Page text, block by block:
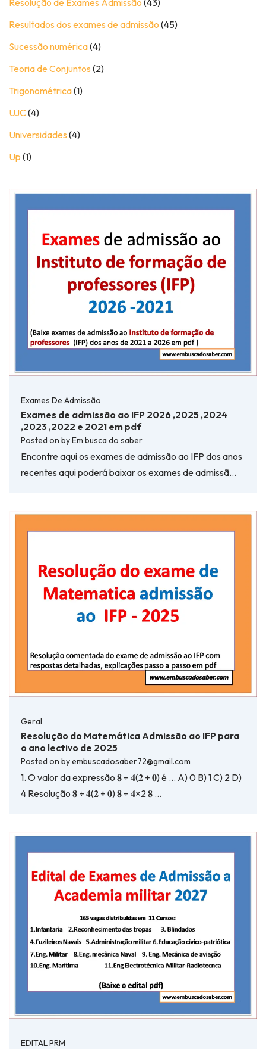
Resolução de Exames Admissão (43)
Resultados dos exames de admissão (45)
Sucessão numérica(4)
Teoria de Conjuntos (2)
Trigonométrica(1)
UJC (4)
Universidades (4)
Up (1)
Exames De Admissão
Exames de admissão ao IFP 2026 ,2025 ,2024
,2023 ,2022 e 2021 em pdf
Posted on byEm busca do saber
Encontre aqui os exames de admissão ao IFP dos anos
recentes aqui poderá baixar os exames de admissã…
Geral
Resolução do Matemática Admissão ao IFP para
o ano lectivo de 2025
Posted on byembuscadosaber72@gmail.com
1. O valor da expressão 𝟖 ÷ 𝟒(𝟐 + 𝟎) é … A) 0 B) 1 C) 2 D)
4 Resolução 𝟖 ÷ 𝟒(𝟐 + 𝟎) 𝟖 ÷ 𝟒×2 𝟖 …
EDITAL PRM